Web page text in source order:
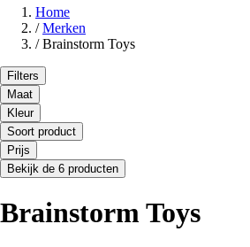
Home
/ Merken
/ Brainstorm Toys
Filters
Maat
Kleur
Soort product
Prijs
Bekijk de 6 producten
Brainstorm Toys